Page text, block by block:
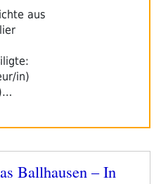
aus
in)
Ballhausen – In